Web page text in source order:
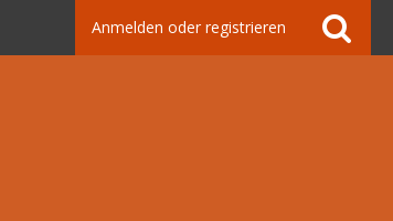
Anmelden oder registrieren